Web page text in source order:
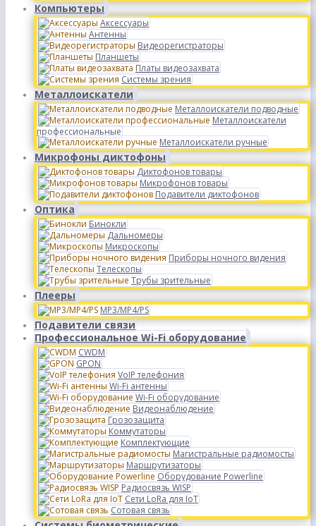
Компьютеры
Аксессуары
Антенны
Видеорегистраторы
Планшеты
Платы видеозахвата
Системы зрения
Металлоискатели
Металлоискатели подводные
Металлоискатели
профессиональные
Металлоискатели ручные
Микрофоны диктофоны
Диктофонов товары
Микрофонов товары
Подавители диктофонов
Оптика
Бинокли
Дальномеры
Микроскопы
Приборы ночного видения
Телескопы
Трубы зрительные
Плееры
MP3/MP4/PS
Подавители связи
Профессиональное Wi-Fi оборудование
CWDM
GPON
VoIP телефония
Wi-Fi антенны
Wi-Fi оборудование
Видеонаблюдение
Грозозащита
Коммутаторы
Комплектующие
Магистральные радиомосты
Маршрутизаторы
Оборудование Powerline
Радиосвязь WISP
Сети LoRa для IoT
Сотовая связь